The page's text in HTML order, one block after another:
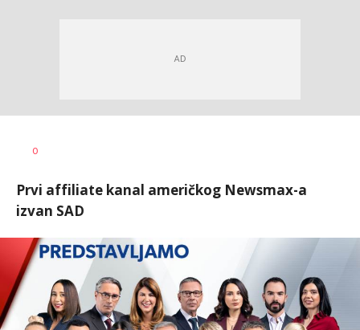
AUTOR
0
Prvi affiliate kanal američkog Newsmax-a
izvan SAD